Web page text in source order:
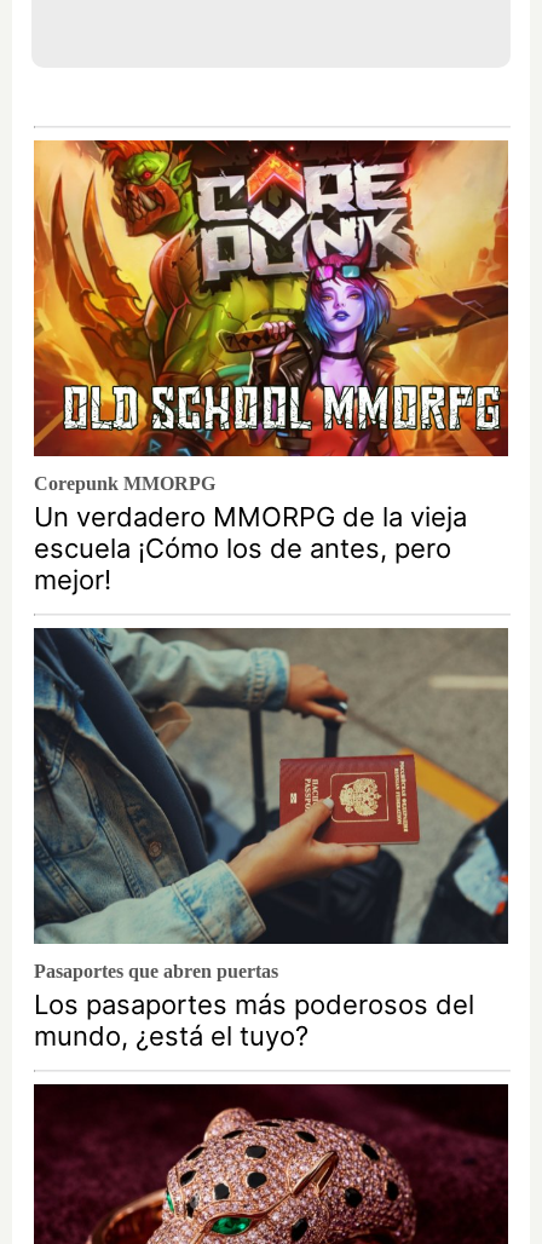
Corepunk MMORPG
Un verdadero MMORPG de la vieja
escuela ¡Cómo los de antes, pero
mejor!
Pasaportes que abren puertas
Los pasaportes más poderosos del
mundo, ¿está el tuyo?